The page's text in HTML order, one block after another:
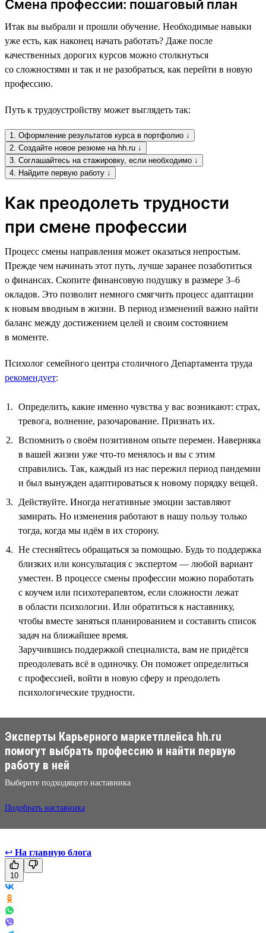
Смена профессии: пошаговый план
Итак вы выбрали и прошли обучение. Необходимые навыки
уже есть, как наконец начать работать? Даже после
качественных дорогих курсов можно столкнуться
со сложностями и так и не разобраться, как перейти в новую
профессию.
Путь к трудоустройству может выглядеть так:
1. Оформление результатов курса в портфолио ↓
2. Создайте новое резюме на hh.ru ↓
3. Соглашайтесь на стажировку, если необходимо ↓
4. Найдите первую работу ↓
Как преодолеть трудности
при смене профессии
Процесс смены направления может оказаться непростым.
Прежде чем начинать этот путь, лучше заранее позаботиться
о финансах. Скопите финансовую подушку в размере 3–6
окладов. Это позволит немного смягчить процесс адаптации
к новым вводным в жизни. В период изменений важно найти
баланс между достижением целей и своим состоянием
в моменте.
Психолог семейного центра столичного Департамента труда
рекомендует:
Определить, какие именно чувства у вас возникают: страх,
тревога, волнение, разочарование. Признать их.
Вспомнить о своём позитивном опыте перемен. Наверняка
в вашей жизни уже что-то менялось и вы с этим
справились. Так, каждый из нас пережил период пандемии
и был вынужден адаптироваться к новому порядку вещей.
Действуйте. Иногда негативные эмоции заставляют
замирать. Но изменения работают в нашу пользу только
тогда, когда мы идём в их сторону.
Не стесняйтесь обращаться за помощью. Будь то поддержка
близких или консультация с экспертом — любой вариант
уместен. В процессе смены профессии можно поработать
с коучем или психотерапевтом, если сложности лежат
в области психологии. Или обратиться к наставнику,
чтобы вместе заняться планированием и составить список
задач на ближайшее время.
Заручившись поддержкой специалиста, вам не придётся
преодолевать всё в одиночку. Он поможет определиться
с профессией, войти в новую сферу и преодолеть
психологические трудности.
Эксперты Карьерного маркетплейса hh.ru
помогут выбрать профессию и найти первую
работу в ней
Выберите подходящего наставника
Подобрать наставника
↩ На главную блога
10